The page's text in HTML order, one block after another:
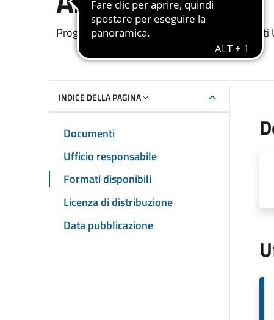
Dettaglio del documento
Progetti Finalizzati all'occupazione -
INDICE DELLA PAGINA
Documenti
Ufficio responsabile
Formati disponibili
Licenza di distribuzione
Data pubblicazione